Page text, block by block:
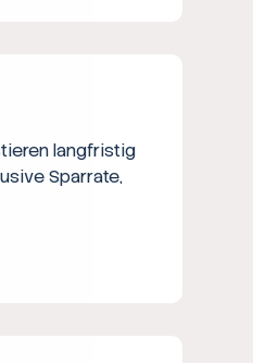
langfristig
Sparrate,